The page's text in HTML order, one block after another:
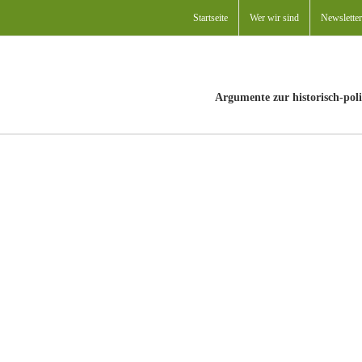
Startseite Wer wir sind Newsletter
Argumente zur historisch-